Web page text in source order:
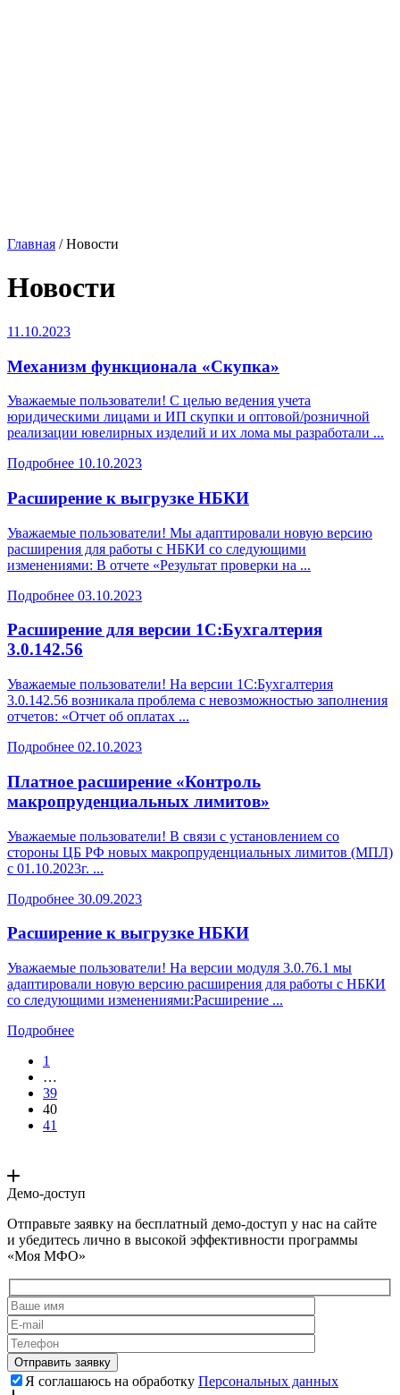
Главная /Новости
Новости
11.10.2023
Механизм функционала «Скупка»
Уважаемые пользователи! C целью ведения учета
юридическими лицами и ИП скупки и оптовой/розничной
реализации ювелирных изделий и их лома мы разработали ...
Подробнее 10.10.2023
Расширение к выгрузке НБКИ
Уважаемые пользователи! Мы адаптировали новую версию
расширения для работы с НБКИ со следующими
изменениями: В отчете «Результат проверки на ...
Подробнее 03.10.2023
Расширение для версии 1С:Бухгалтерия
3.0.142.56
Уважаемые пользователи! На версии 1С:Бухгалтерия
3.0.142.56 возникала проблема с невозможностью заполнения
отчетов: «Отчет об оплатах ...
Подробнее 02.10.2023
Платное расширение «Контроль
макропруденциальных лимитов»
Уважаемые пользователи! В связи с установлением со
стороны ЦБ РФ новых макропруденциальных лимитов (МПЛ)
с 01.10.2023г. ...
Подробнее 30.09.2023
Расширение к выгрузке НБКИ
Уважаемые пользователи! На версии модуля 3.0.76.1 мы
адаптировали новую версию расширения для работы с НБКИ
со следующими изменениями:Расширение ...
Подробнее
1
…
39
40
41
Демо-доступ
Отправьте заявку на бесплатный демо-доступ у нас на сайте
и убедитесь лично в высокой эффективности программы
«Моя МФО»
Я соглашаюсь на обработку Персональных данных